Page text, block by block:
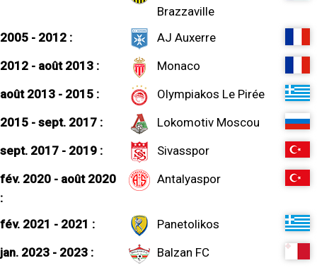
Brazzaville
2005 - 2012 :
AJ Auxerre
2012 - août 2013 :
Monaco
août 2013 - 2015 :
Olympiakos Le Pirée
2015 - sept. 2017 :
Lokomotiv Moscou
sept. 2017 - 2019 :
Sivasspor
fév. 2020 - août 2020
:
Antalyaspor
fév. 2021 - 2021 :
Panetolikos
jan. 2023 - 2023 :
Balzan FC